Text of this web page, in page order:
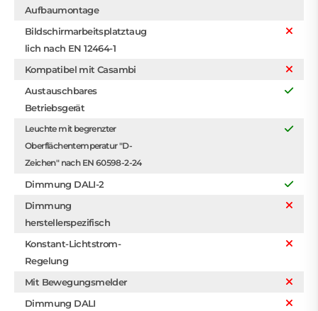
Aufbaumontage
Bildschirmarbeitsplatztaug
lich nach EN 12464-1
Kompatibel mit Casambi
Austauschbares
Betriebsgerät
Leuchte mit begrenzter
Oberflächentemperatur "D-
Zeichen" nach EN 60598-2-24
Dimmung DALI-2
Dimmung
herstellerspezifisch
Konstant-Lichtstrom-
Regelung
Mit Bewegungsmelder
Dimmung DALI